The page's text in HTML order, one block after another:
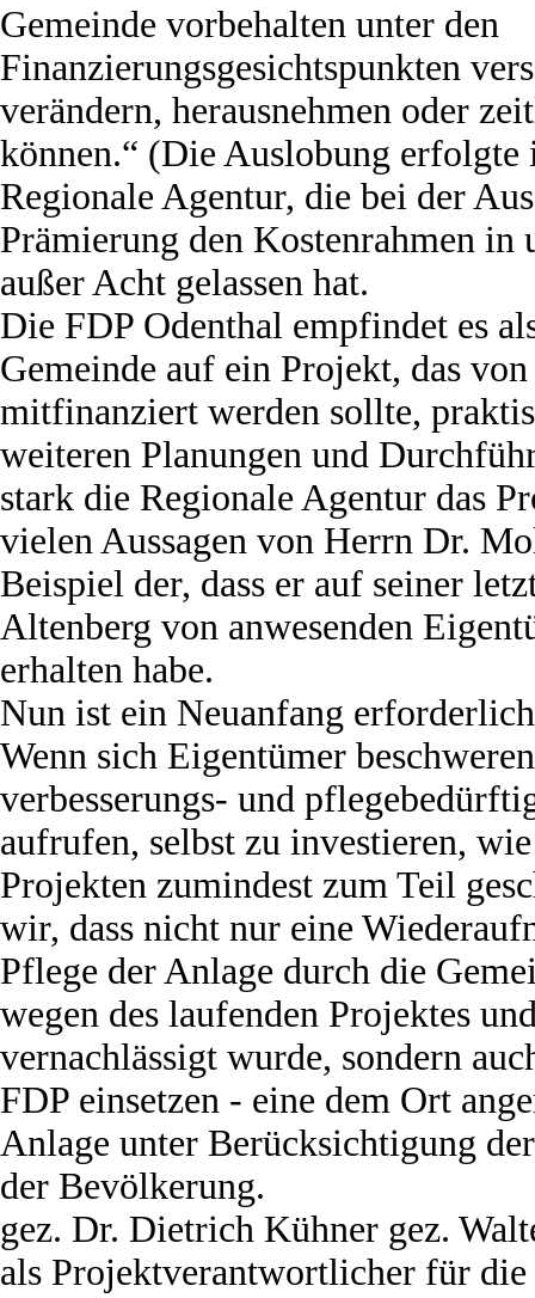
Gemeinde vorbehalten unter den
Finanzierungsgesichtspunkten
verändern, herausnehmen oder
können.“ (Die Auslobung
Regionale Agentur, die bei der
Prämierung den Kostenrahmen in
außer Acht gelassen hat.
Die FDP Odenthal empfindet es
Gemeinde auf ein Projekt, das
mitfinanziert werden sollte,
weiteren Planungen und
stark die Regionale Agentur das
vielen Aussagen von Herrn Dr.
Beispiel der, dass er auf seiner
Altenberg von anwesenden
erhalten habe.
Nun ist ein Neuanfang
Wenn sich Eigentümer
verbesserungs- und
aufrufen, selbst zu investieren,
Projekten zumindest zum Teil
wir, dass nicht nur eine
Pflege der Anlage durch die
wegen des laufenden Projektes
vernachlässigt wurde, sondern
FDP einsetzen - eine dem Ort
Anlage unter Berücksichtigung
der Bevölkerung.
gez. Dr. Dietrich Kühner gez.
als Projektverantwortlicher für die